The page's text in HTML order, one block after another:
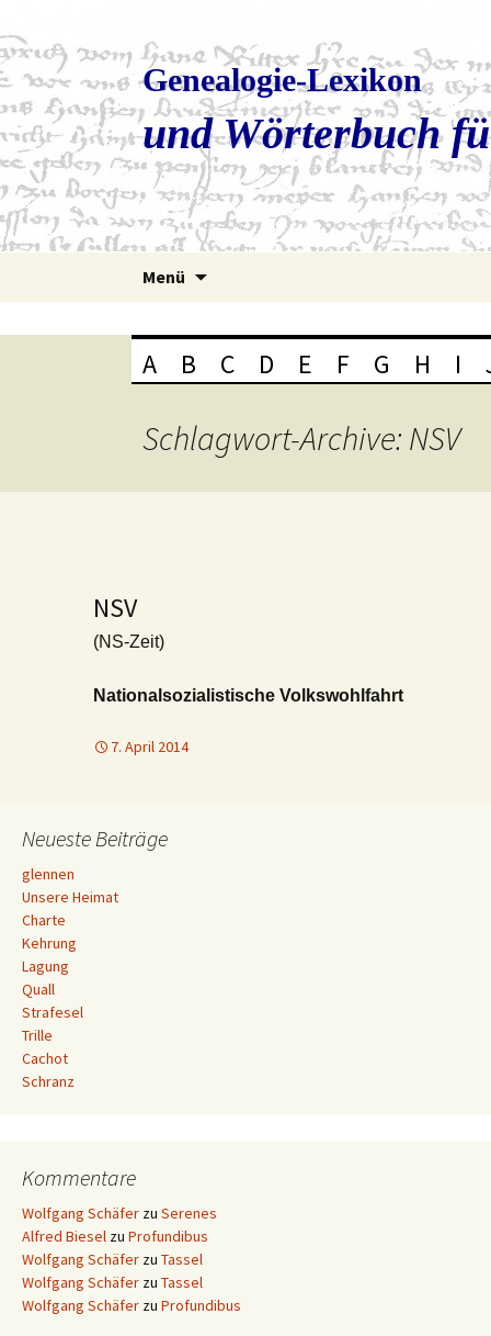
Genealogie-Lexikon
und Wörterbuch
Menü
A B C D E F G H I
Schlagwort-Archive: NSV
NSV
(NS-Zeit)
Nationalsozialistische Volkswohlfahrt
7. April 2014
Neueste Beiträge
glennen
Unsere Heimat
Charte
Kehrung
Lagung
Quall
Strafesel
Trille
Cachot
Schranz
Kommentare
Wolfgang Schäfer zu Serenes
Alfred Biesel zu Profundibus
Wolfgang Schäfer zu Tassel
Wolfgang Schäfer zu Tassel
Wolfgang Schäfer zu Profundibus